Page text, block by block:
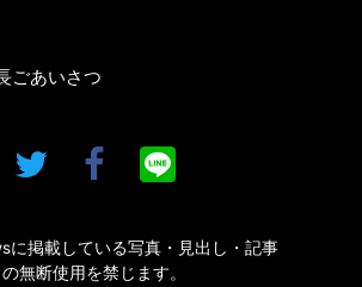
ごあいさつ
に掲載している写真・見出し・記事
の無断使用を禁じます。